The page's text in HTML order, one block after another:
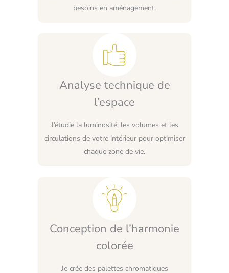
besoins en aménagement.
Analyse technique de
l’espace
J’étudie la luminosité, les volumes et les
circulations de votre intérieur pour optimiser
chaque zone de vie.
Conception de l’harmonie
colorée
Je crée des palettes chromatiques